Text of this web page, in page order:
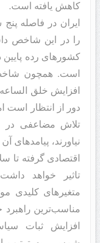
کاهش یافته است.
را د‌‌ر این شاخص
کشورهای رد‌‌ه
است. همچون
افزایش خلق
د‌‌ور از انتظار است
تلاش مضاعفی د‌‌ر
نیاورند‌‌،
اقتصاد‌‌ی گرفته تا
تاثیر خواهد‌‌
متغیر‌های کلید‌‌ی
مناسب‌ترین راهبرد‌‌